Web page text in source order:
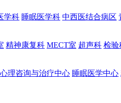
学科 睡眠医学科 中西医结合病区
精神康复科 MECT室 超声科 检验
心理咨询与治疗中心 睡眠医学中心